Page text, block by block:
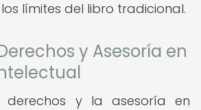
límites del libro tradicional.
y Asesoría en
derechos y la asesoría en